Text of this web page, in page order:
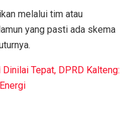
melalui tim atau
yang pasti ada skema
Tepat, DPRD Kalteng: